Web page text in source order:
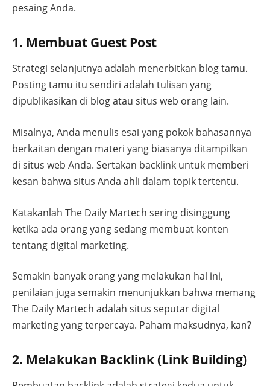
pesaing Anda.
1. Membuat Guest Post
Strategi selanjutnya adalah menerbitkan blog tamu.
Posting tamu itu sendiri adalah tulisan yang
dipublikasikan di blog atau situs web orang lain.
Misalnya, Anda menulis esai yang pokok bahasannya
berkaitan dengan materi yang biasanya ditampilkan
di situs web Anda. Sertakan backlink untuk memberi
kesan bahwa situs Anda ahli dalam topik tertentu.
Katakanlah The Daily Martech sering disinggung
ketika ada orang yang sedang membuat konten
tentang digital marketing.
Semakin banyak orang yang melakukan hal ini,
penilaian juga semakin menunjukkan bahwa memang
The Daily Martech adalah situs seputar digital
marketing yang terpercaya. Paham maksudnya, kan?
2. Melakukan Backlink (Link Building)